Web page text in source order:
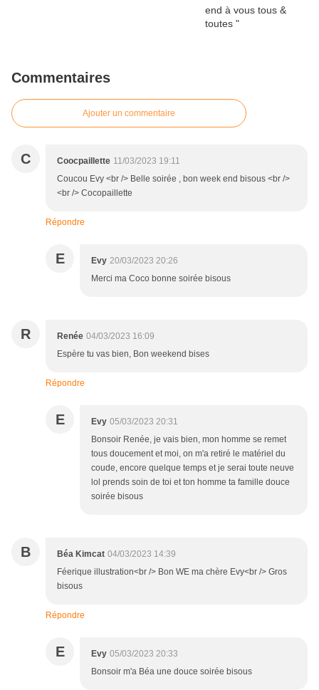
Commentaires
Ajouter un commentaire
C Coocpaillette 11/03/2023 19:11
Coucou Evy <br /> Belle soirée , bon week end bisous <br />
<br /> Cocopaillette
Répondre
E Evy 20/03/2023 20:26
Merci ma Coco bonne soirée bisous
R Renée 04/03/2023 16:09
Espère tu vas bien, Bon weekend bises
Répondre
E Evy 05/03/2023 20:31
Bonsoir Renée, je vais bien, mon homme se remet
tous doucement et moi, on m'a retiré le matériel du
coude, encore quelque temps et je serai toute neuve
lol prends soin de toi et ton homme ta famille douce
soirée bisous
B Béa Kimcat 04/03/2023 14:39
Féerique illustration<br /> Bon WE ma chère Evy<br /> Gros
bisous
Répondre
E Evy 05/03/2023 20:33
Bonsoir m'a Béa une douce soirée bisous